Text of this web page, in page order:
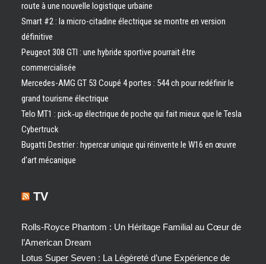
route à une nouvelle logistique urbaine
Smart #2 : la micro-citadine électrique se montre en version
définitive
Peugeot 308 GTI : une hybride sportive pourrait être
commercialisée
Mercedes-AMG GT 53 Coupé 4 portes : 544 ch pour redéfinir le
grand tourisme électrique
Telo MT1 : pick‑up électrique de poche qui fait mieux que le Tesla
Cybertruck
Bugatti Destrier : hypercar unique qui réinvente le W16 en œuvre
d’art mécanique
TV
Rolls-Royce Phantom : Un Héritage Familial au Cœur de
l’American Dream
Lotus Super Seven : La Légèreté d’une Expérience de